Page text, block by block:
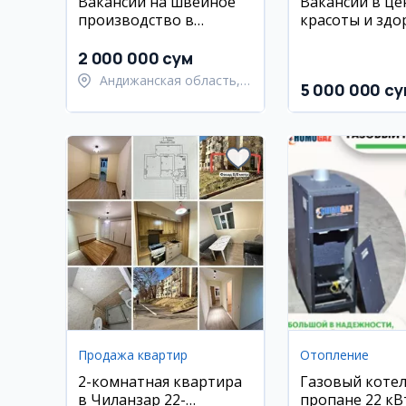
производство в
районе
2 000 000 сум
Андижанская область,
красоты и
5 000 000
Продажа квартир
2-комнатная квартира
в Чиланзар 22-
Отопление
Газовый
пропане 22